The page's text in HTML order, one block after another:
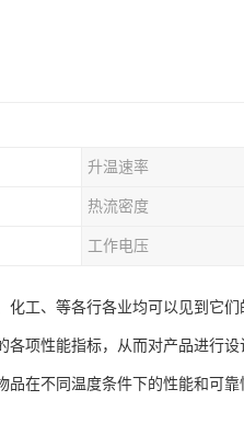
升温速率
热流密度
工作电压
工、等各行各业均可以见到它
项性能指标，从而对产品进行设
在不同温度条件下的性能和可